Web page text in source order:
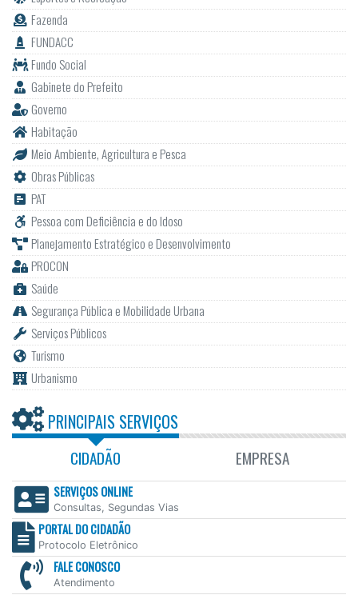
Fazenda
FUNDACC
Fundo Social
Gabinete do Prefeito
Governo
Habitação
Meio Ambiente, Agricultura e Pesca
Obras Públicas
PAT
Pessoa com Deficiência e do Idoso
Planejamento Estratégico e Desenvolvimento
PROCON
Saúde
Segurança Pública e Mobilidade Urbana
Serviços Públicos
Turismo
Urbanismo
PRINCIPAIS SERVIÇOS
CIDADÃO EMPRESA
SERVIÇOS ONLINE
Consultas, Segundas Vias
PORTAL DO CIDADÃO
Protocolo Eletrônico
FALE CONOSCO
Atendimento